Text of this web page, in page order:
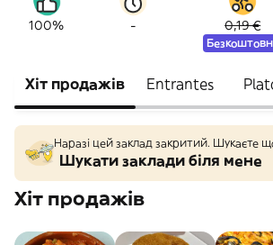
100% - 0,19 €
Хіт продажів Entrantes
Наразі цей заклад закритий. Шукаєте
Шукати заклади біля мене
Хіт продажів